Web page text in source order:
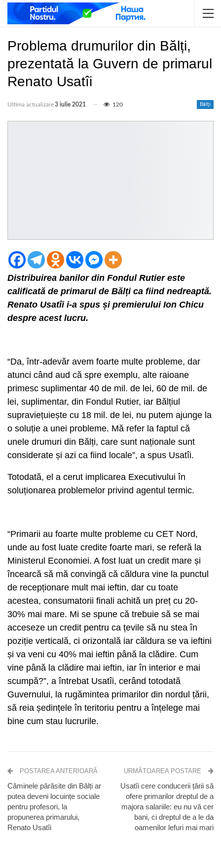
Problema drumurilor din Bălți,
prezentată la Guvern de primarul
Renato Usatîi
Bălți
Ultima actualizare3 iulie 2021 120
Distribuirea banilor din Fondul Rutier este
calificată de primarul de Bălți ca fiind nedreaptă.
Renato Usatîi i-a spus și premierului Ion Chicu
despre acest lucru.
“Da, într-adevăr avem foarte multe probleme, dar
atunci când aud că spre exemplu, alte raioane
primesc suplimentar 40 de mil. de lei, 60 de mil. de
lei, suplimentar, din Fondul Rutier, iar Bălțiul
supraviețuiește cu 18 mil. de lei, nu putem ajunge la
o soluție a unei probleme. Mă refer la faptul că
unele drumuri din Bălți, care sunt naționale sunt
considerate și azi ca fiind locale”, a spus Usatîi.
Totodată, el a cerut implicarea Executivului în
soluționarea problemelor privind agentul termic.
“Primarii au foarte multe probleme cu CET Nord,
unde au fost luate credite foarte mari, se referă la
Ministerul Economiei. A fost luat un credit mare și
încearcă să mă convingă că căldura vine la punctul
de recepționare mult mai ieftin, dar cu toate
acestea, consumatorii finali achită un preț cu 20-
30% mai mare. Mi se spune că trebuie să se mai
acceseze un credit pentru ca țevile să nu stea în
poziție verticală, ci orizontală iar căldura se va ieftini
și va veni cu 40% mai ieftin până la clădire. Cum
vine până la clădire mai ieftin, iar în interior e mai
scumpă?”, a întrebat Usatîi, cerând totodată
Guvernului, la rugămintea primarilor din nordul țării,
să reia ședințele în teritoriu pentru a înțelege mai
bine cum stau lucrurile.
POSTAREA ANTERIOARĂ
Căminele părăsite din Bălți ar
putea deveni locuințe sociale
pentru profesori, la
propunerea primarului,
Renato Usatîi
URMĂTOAREA POSTARE
Usatîi cere conducerii țării să
ofere primarilor dreptul de a
majora salariile: eu nu vă cer
bani, ci dreptul de a le da
oamenilor lefuri mai mari